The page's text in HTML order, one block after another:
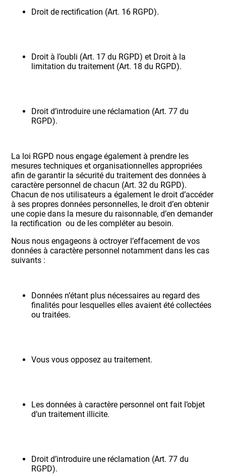
Droit de rectification (Art. 16 RGPD).
Droit à l’oubli (Art. 17 du RGPD) et Droit à la
limitation du traitement (Art. 18 du RGPD).
Droit d’introduire une réclamation (Art. 77 du
RGPD).
La loi RGPD nous engage également à prendre les
mesures techniques et organisationnelles appropriées
afin de garantir la sécurité du traitement des données à
caractère personnel de chacun (Art. 32 du RGPD).
Chacun de nos utilisateurs a également le droit d’accéder
à ses propres données personnelles, le droit d’en obtenir
une copie dans la mesure du raisonnable, d’en demander
la rectification ou de les compléter au besoin.
Nous nous engageons à octroyer l’effacement de vos
données à caractère personnel notamment dans les cas
suivants :
Données n’étant plus nécessaires au regard des
finalités pour lesquelles elles avaient été collectées
ou traitées.
Vous vous opposez au traitement.
Les données à caractère personnel ont fait l’objet
d’un traitement illicite.
Droit d’introduire une réclamation (Art. 77 du
RGPD).